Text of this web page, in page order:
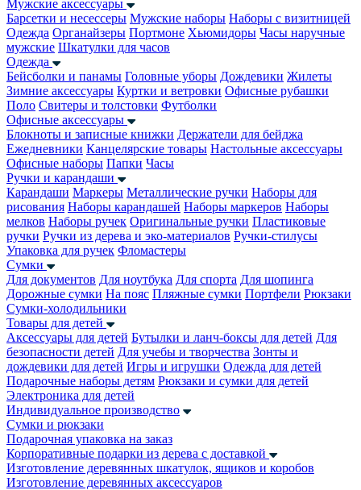
Мужские аксессуары
Барсетки и несессеры Мужские наборы Наборы с визитницей
Одежда Органайзеры Портмоне Хьюмидоры Часы наручные
мужские Шкатулки для часов
Одежда
Бейсболки и панамы Головные уборы Дождевики Жилеты
Зимние аксессуары Куртки и ветровки Офисные рубашки
Поло Свитеры и толстовки Футболки
Офисные аксессуары
Блокноты и записные книжки Держатели для бейджа
Ежедневники Канцелярские товары Настольные аксессуары
Офисные наборы Папки Часы
Ручки и карандаши
Карандаши Маркеры Металлические ручки Наборы для
рисования Наборы карандашей Наборы маркеров Наборы
мелков Наборы ручек Оригинальные ручки Пластиковые
ручки Ручки из дерева и эко-материалов Ручки-стилусы
Упаковка для ручек Фломастеры
Сумки
Для документов Для ноутбука Для спорта Для шопинга
Дорожные сумки На пояс Пляжные сумки Портфели Рюкзаки
Сумки-холодильники
Товары для детей
Аксессуары для детей Бутылки и ланч-боксы для детей Для
безопасности детей Для учебы и творчества Зонты и
дождевики для детей Игры и игрушки Одежда для детей
Подарочные наборы детям Рюкзаки и сумки для детей
Электроника для детей
Индивидуальное производство
Сумки и рюкзаки
Подарочная упаковка на заказ
Корпоративные подарки из дерева с доставкой
Изготовление деревянных шкатулок, ящиков и коробов
Изготовление деревянных аксессуаров